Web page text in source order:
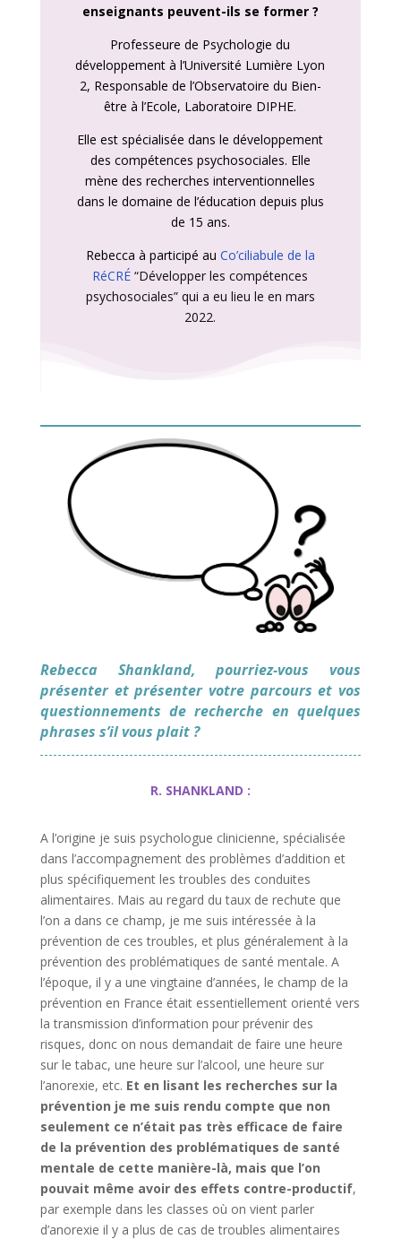
enseignants peuvent-ils se former ?
Professeure de Psychologie du
développement à l’Université Lumière Lyon
2, Responsable de l’Observatoire du Bien-
être à l’Ecole, Laboratoire DIPHE.
Elle est spécialisée dans le développement
des compétences psychosociales. Elle
mène des recherches interventionnelles
dans le domaine de l’éducation depuis plus
de 15 ans.
Rebecca à participé au Co’ciliabule de la
RéCRÉ“Développer les compétences
psychosociales” qui a eu lieu le en mars
2022.
Rebecca Shankland, pourriez-vous vous
présenter et présenter votre parcours et vos
questionnements de recherche en quelques
phrases s’il vous plait ?
R. SHANKLAND :
A l’origine je suis psychologue clinicienne, spécialisée
dans l’accompagnement des problèmes d’addition et
plus spécifiquement les troubles des conduites
alimentaires. Mais au regard du taux de rechute que
l’on a dans ce champ, je me suis intéressée à la
prévention de ces troubles, et plus généralement à la
prévention des problématiques de santé mentale. A
l’époque, il y a une vingtaine d’années, le champ de la
prévention en France était essentiellement orienté vers
la transmission d’information pour prévenir des
risques, donc on nous demandait de faire une heure
sur le tabac, une heure sur l’alcool, une heure sur
l’anorexie, etc. Et en lisant les recherches sur la
prévention je me suis rendu compte que non
seulement ce n’était pas très efficace de faire
de la prévention des problématiques de santé
mentale de cette manière-là, mais que l’on
pouvait même avoir des effets contre-productif,
par exemple dans les classes où on vient parler
d’anorexie il y a plus de cas de troubles alimentaires